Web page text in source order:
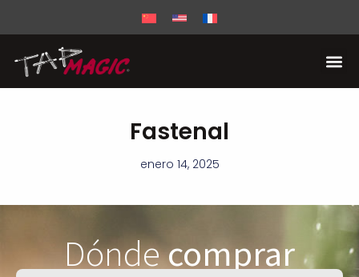
Fastenal
enero 14, 2025
Dóndecomprar